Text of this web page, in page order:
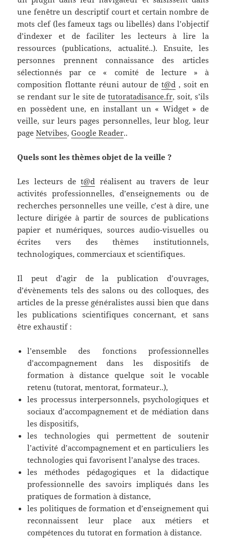
une fenêtre un descriptif court et certain nombre de
mots clef (les fameux tags ou libellés) dans l’objectif
d’indexer et de faciliter les lecteurs à lire la
ressources (publications, actualité..). Ensuite, les
personnes prennent connaissance des articles
sélectionnés par ce « comité de lecture » à
composition flottante réuni autour de t@d, soit en
se rendant sur le site detutoratadisance.fr, soit, s’ils
en possèdent une, en installant un « Widget » de
veille, sur leurs pages personnelles, leur blog, leur
pageNetvibes,Google Reader..
Quels sont les thèmes objet de la veille ?
Les lecteurs det@d réalisent au travers de leur
activités professionnelles, d’enseignements ou de
recherches personnelles une veille, c’est à dire, une
lecture dirigée à partir de sources de publications
papier et numériques, sources audio-visuelles ou
écrites vers des thèmes institutionnels,
technologiques, commerciaux et scientifiques.
Il peut d’agir de la publication d’ouvrages,
d’évènements tels des salons ou des colloques, des
articles de la presse généralistes aussi bien que dans
les publications scientifiques concernant, et sans
être exhaustif :
l’ensemble des fonctions professionnelles
d’accompagnement dans les dispositifs de
formation à distance quelque soit le vocable
retenu (tutorat, mentorat, formateur..),
les processus interpersonnels, psychologiques et
sociaux d’accompagnement et de médiation dans
les dispositifs,
les technologies qui permettent de soutenir
l’activité d’accompagnement et en particuliers les
technologies qui favorisent l’analyse des traces.
les méthodes pédagogiques et la didactique
professionnelle des savoirs impliqués dans les
pratiques de formation à distance,
les politiques de formation et d’enseignement qui
reconnaissent leur place aux métiers et
compétences du tutorat en formation à distance.